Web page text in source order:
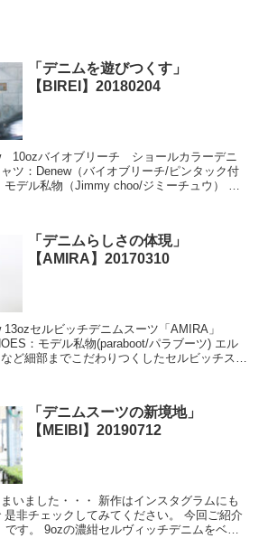
「デニムを遊びつくす」
【BIREI】20180204
10ozバイオブリーチ ショールカラーデニ
ツ：Denew（バイオブリーチ/ピンタック付
モデル私物（Jimmy choo/ジミーチュウ） 蝶
「デニムらしさの体現」
【AMIRA】20170310
セルビッチデニムスーツ「AMIRA」
：モデル私物(paraboot/パラブーツ) エル
ど細部までこだわりつくしたセルビッチスト
「デニムスーツの新境地」
【MEIBI】20190712
いました・・・ 新作はインスタグラムにも
チェックしてみてください。 今回ご紹介
です。 9ozの濃紺セルヴィッチデニムをベー